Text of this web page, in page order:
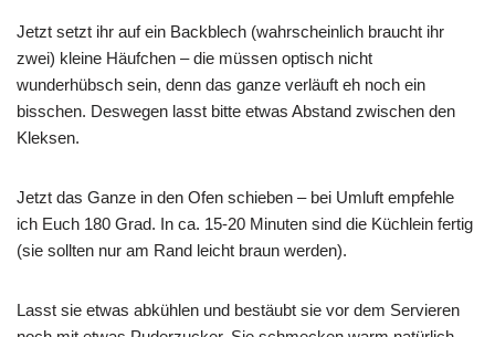
Jetzt setzt ihr auf ein Backblech (wahrscheinlich braucht ihr
zwei) kleine Häufchen – die müssen optisch nicht
wunderhübsch sein, denn das ganze verläuft eh noch ein
bisschen. Deswegen lasst bitte etwas Abstand zwischen den
Kleksen.
Jetzt das Ganze in den Ofen schieben – bei Umluft empfehle
ich Euch 180 Grad. In ca. 15-20 Minuten sind die Küchlein fertig
(sie sollten nur am Rand leicht braun werden).
Lasst sie etwas abkühlen und bestäubt sie vor dem Servieren